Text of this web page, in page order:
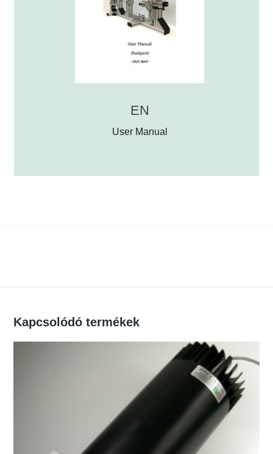
EN
User Manual
Kapcsolódó termékek